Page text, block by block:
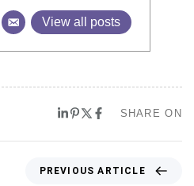
View all posts
SHARE ON
PREVIOUS ARTICLE